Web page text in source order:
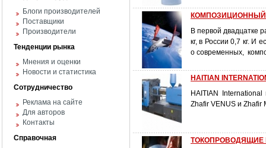
Блоги производителей
Поставщики
Производители
Тенденции рынка
Мнения и оценки
Новости и статистика
Сотрудничество
Реклама на сайте
Для авторов
Контакты
Справочная
КОМПОЗИЦИОННЫЙ
В первой двадцатке
кг, в России 0,7 кг. И
о современных,
HAITIAN
HAITIAN
Zhafir VENUS и Zhafir
ТОКОПРОВОДЯЩИЕ